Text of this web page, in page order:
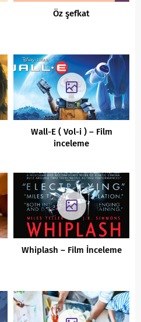
Öz şefkat
Wall-E ( Vol-i ) – Film
inceleme
Whiplash – Film İnceleme